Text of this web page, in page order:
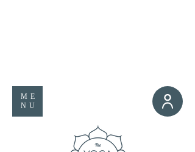
ME
NU